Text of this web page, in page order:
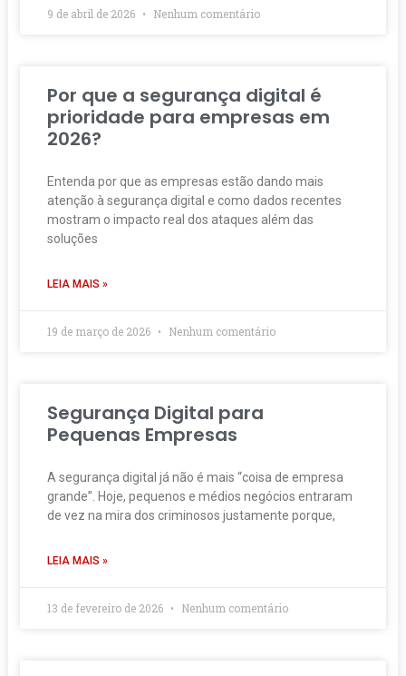
9 de abril de 2026 Nenhum comentário
Por que a segurança digital é
prioridade para empresas em
2026?
Entenda por que as empresas estão dando mais
atenção à segurança digital e como dados recentes
mostram o impacto real dos ataques além das
soluções
LEIA MAIS »
19 de março de 2026 Nenhum comentário
Segurança Digital para
Pequenas Empresas
A segurança digital já não é mais “coisa de empresa
grande”. Hoje, pequenos e médios negócios entraram
de vez na mira dos criminosos justamente porque,
LEIA MAIS »
13 de fevereiro de 2026 Nenhum comentário